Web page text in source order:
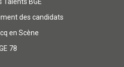
Talents BGE
des candidats
en Scène
78